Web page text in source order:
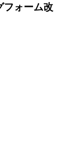
フォーム改